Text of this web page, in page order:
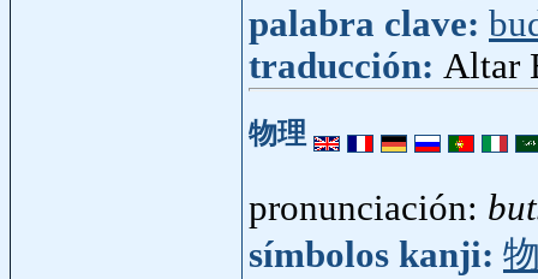
palabra clave:
traducción: Altar
物理
pronunciación:
símbolos kanji: